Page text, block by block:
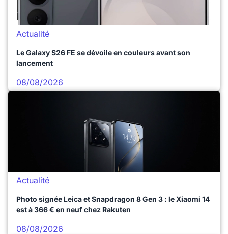
Actualité
Le Galaxy S26 FE se dévoile en couleurs avant son
lancement
08/08/2026
Actualité
Photo signée Leica et Snapdragon 8 Gen 3 : le Xiaomi 14
est à 366 € en neuf chez Rakuten
08/08/2026